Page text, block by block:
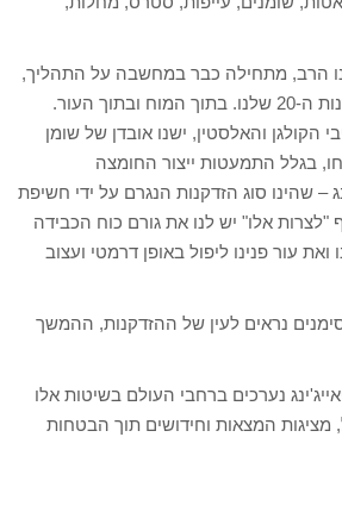
הרב, מתחילה כבר במחשבה על התהליך,
שמתחיל כבר באמצע שנות ה-20 שלנו. בתוך המוח ובתוך העור.
הקולגן והאלסטין, ישנו אובדן של שומן
בגלל התמעטות ייצור החומצה
– שהינו סוג הזדקנות הנגרם על ידי חשיפת
אלו" יש לנו את גורם כוח הכבידה
עור פנינו ליפול באופן דרמטי ועצוב
נראים לעין של ההזדקנות, ההמשך
נערכים ברחבי העולם בשיטות אלו
מציגות המצאות וחידושים תוך הבטחות